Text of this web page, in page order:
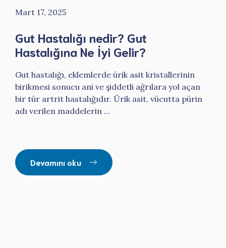
Mart 17, 2025
Gut Hastalığı nedir? Gut
Hastalığına Ne İyi Gelir?
Gut hastalığı, eklemlerde ürik asit kristallerinin
birikmesi sonucu ani ve şiddetli ağrılara yol açan
bir tür artrit hastalığıdır. Ürik asit, vücutta pürin
adı verilen maddelerin ...
Devamını oku